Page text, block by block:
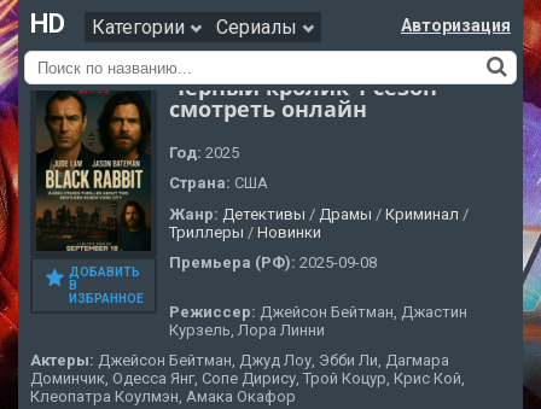
HD Категории Сериалы Авторизация
ДОБАВИТЬ
В
ИЗБРАННОЕ
Чёрный кролик 1 сезон
смотреть онлайн
Год: 2025
Страна: США
Жанр: Детективы / Драмы / Криминал /
Триллеры / Новинки
Премьера (РФ): 2025-09-08
Режиссер: Джейсон Бейтман, Джастин
Курзель, Лора Линни
Актеры: Джейсон Бейтман, Джуд Лоу, Эбби Ли, Дагмара
Доминчик, Одесса Янг, Сопе Дирису, Трой Коцур, Крис Кой,
Клеопатра Коулмэн, Амака Окафор